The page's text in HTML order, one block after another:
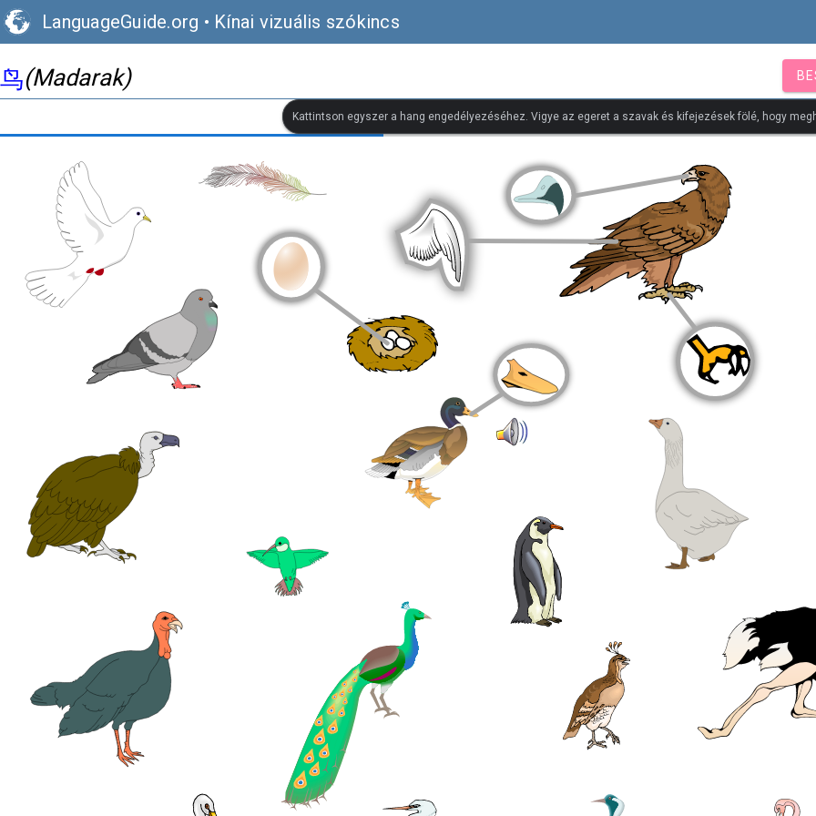
LanguageGuide.org • Kínai vizuális szókincs
鸟(Madarak)
Kattintson egyszer a hang engedélyezéséhez. Vigye az egeret a szavak és kifejezések fölé, hogy